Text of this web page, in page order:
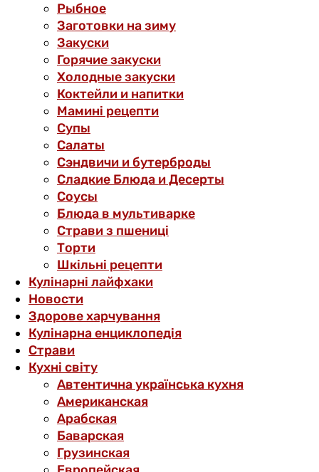
Рыбное
Заготовки на зиму
Закуски
Горячие закуски
Холодные закуски
Коктейли и напитки
Мамині рецепти
Супы
Салаты
Сэндвичи и бутерброды
Сладкие Блюда и Десерты
Соусы
Блюда в мультиварке
Страви з пшениці
Торти
Шкільні рецепти
Кулінарні лайфхаки
Новости
Здорове харчування
Кулінарна енциклопедія
Страви
Кухні світу
Автентична українська кухня
Американская
Арабская
Баварская
Грузинская